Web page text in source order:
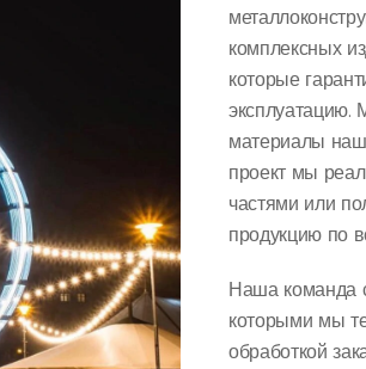
комплексных
которые
эксплуатацию.
материалы
проект мы
частями или
продукцию по
Наша команда
которыми мы
обработкой